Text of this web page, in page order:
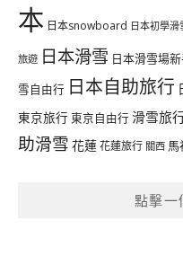
本 日本snowboard 日本初學滑
旅遊 日本滑雪 日本滑雪場
雪自由行 日本自助旅行
東京旅行 東京自由行 滑雪旅
助滑雪 花蓮花蓮旅行 關西 馬
點擊一